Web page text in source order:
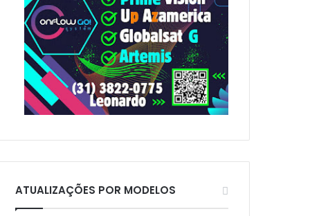
ATUALIZAÇÕES POR MODELOS